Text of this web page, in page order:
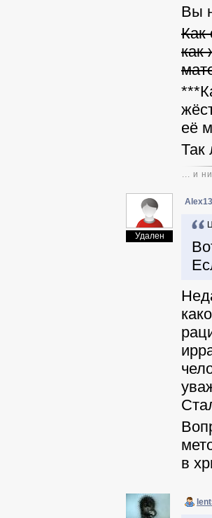
Вы
Как
как
её
Так
... и
Удален
в